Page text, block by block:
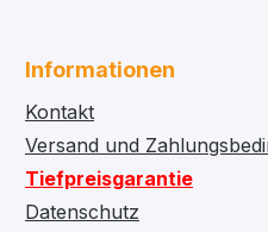
Informationen
Kontakt
Versand und
Tiefpreisgarantie
Datenschutz